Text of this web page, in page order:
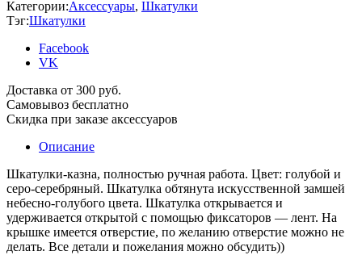
Категории:Аксессуары, Шкатулки
Тэг:Шкатулки
Facebook
VK
Доставка от 300 руб.
Самовывоз бесплатно
Скидка при заказе аксессуаров
Описание
Шкатулки-казна, полностью ручная работа. Цвет: голубой и
серо-серебряный. Шкатулка обтянута искусственной замшей
небесно-голубого цвета. Шкатулка открывается и
удерживается открытой с помощью фиксаторов — лент. На
крышке имеется отверстие, по желанию отверстие можно не
делать. Все детали и пожелания можно обсудить))